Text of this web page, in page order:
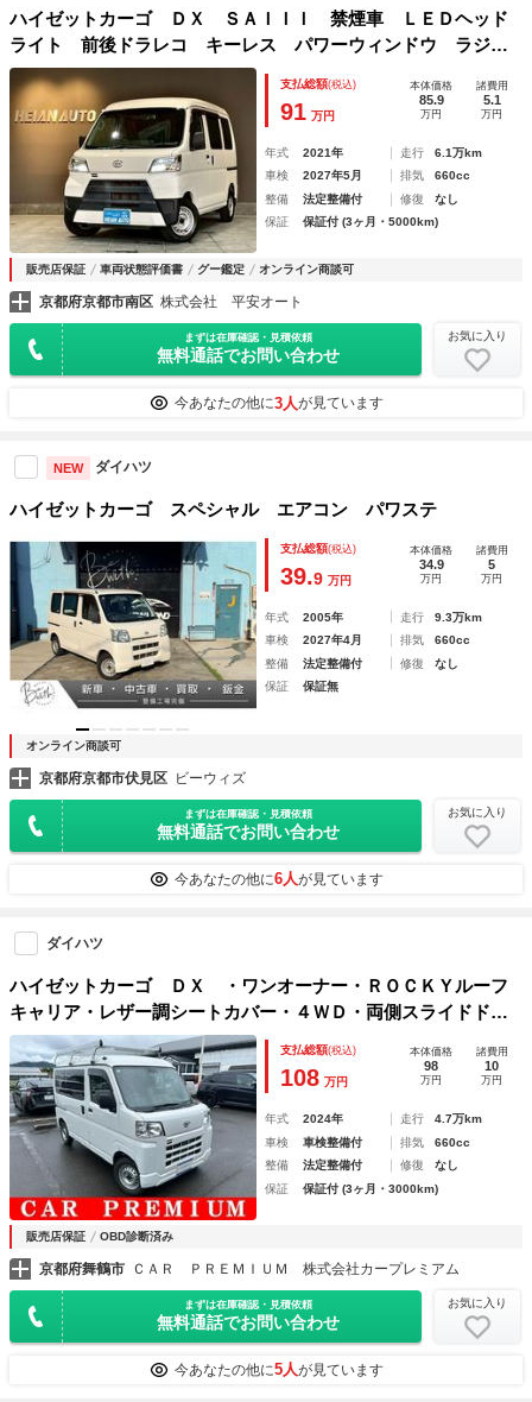
ハイゼットカーゴ ＤＸ ＳＡＩＩＩ 禁煙車 ＬＥＤヘッド
ライト 前後ドラレコ キーレス パワーウィンドウ ラジオ
チューナー リアセンサー
支払総額(税込)
91 万円
本体価格
85.9
万円
諸費用
5.1
万円
年式 2021年 走行
6.1万km
車検
2027年5月 排気
660cc
整備
法定整備付 修復
なし
保証
保証付 (3ヶ月・5000km)
販売店保証 車両状態評価書 グー鑑定 オンライン商談可
京都府京都市南区 株式会社 平安オート
まずは在庫確認・見積依頼
無料通話でお問い合わせ
お気に入り
今あなたの他に3人が見ています
NEW ダイハツ
ハイゼットカーゴ スペシャル エアコン パワステ
支払総額(税込)
39.9 万円
本体価格
34.9
万円
諸費用
5
万円
年式 2005年 走行
9.3万km
車検
2027年4月 排気
660cc
整備
法定整備付 修復
なし
保証
保証無
オンライン商談可
京都府京都市伏見区 ビーウィズ
まずは在庫確認・見積依頼
無料通話でお問い合わせ
お気に入り
今あなたの他に6人が見ています
ダイハツ
ハイゼットカーゴ ＤＸ ・ワンオーナー・ＲＯＣＫＹルーフ
キャリア・レザー調シートカバー・４ＷＤ・両側スライドド
ア・アイドリングストップ・オートマチックハイビーム・オー
トライト・衝突防止システム・レーンアシスト・キーレス
支払総額(税込)
108 万円
本体価格
98
万円
諸費用
10
万円
年式 2024年 走行
4.7万km
車検
車検整備付 排気
660cc
整備
法定整備付 修復
なし
保証
保証付 (3ヶ月・3000km)
販売店保証 OBD診断済み
京都府舞鶴市 ＣＡＲ ＰＲＥＭＩＵＭ 株式会社カープレミアム
まずは在庫確認・見積依頼
無料通話でお問い合わせ
お気に入り
今あなたの他に5人が見ています